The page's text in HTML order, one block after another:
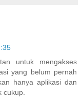
untuk mengakses
yang belum pernah
hanya aplikasi dan
cukup.